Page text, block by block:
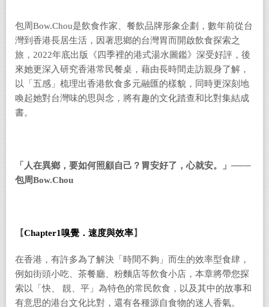
包周Bow.Chou是飲食作家、餐飲品牌形象企劃，數年前從台
灣到香港長居生活，因著思鄉的台灣胃而開啟飲食探索之
旅，2022年底出版《四季裡的港式湯水圖鑑》深受好評，後
來她更深入研究香港常民餐桌，藉由長時間走訪親身了解，
以「五感」梳理出香港飲食多元融匯的樣貌，同時更深刻地
喚起她對台灣味的思與念，將有趣的文化踏查和比對集結成
書。
「人在異鄉，要如何照顧自己？胃安好了，心就安。」───
包周Bow.Chou
【Chapter1 嗅覺．速度與效率】
在香港，有許多為了解決「時間不夠」而生的效率型食肆，
例如街頭小吃、茶餐廳、粉麵店等飮食小店，本章將帶您探
索以「快、 靚、平」為特色的常民飮食，以及其中的故事和
有意思的港台文化比對，還有各種源自食物的迷人香氣。